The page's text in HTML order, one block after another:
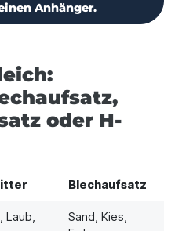
Anhänger.
oder H-
Blechaufsatz
Laub,
Sand, Kies,